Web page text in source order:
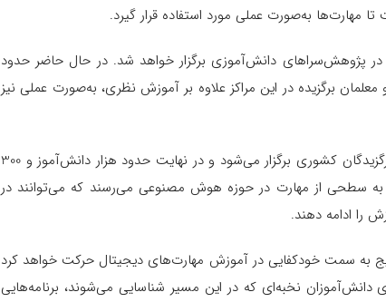
مهارت‌ها به‌صورت عملی مورد استفاده قرار گیرد.
پژوهش‌سراهای دانش‌آموزی برگزار خواهد شد. در حال حاضر حدود
برگزیده در این مراکز علاوه بر آموزش نظری، به‌صورت عملی نیز
مدیرکل آموزش متوسطه دوم گفت: در گام چهارم، جشنواره برگزیدگان کشوری برگزار می‌شود و در نهایت حدود هزار دانش‌آموز و 300
به سطحی از مهارت در حوزه هوش مصنوعی می‌رسند که می‌توانند در
را ادامه دهند.
به سمت خودکفایی در آموزش مهارت‌های دیجیتال حرکت خواهد کرد
نخبه‌ای که در این مسیر شناسایی می‌شوند، برنامه‌هایی